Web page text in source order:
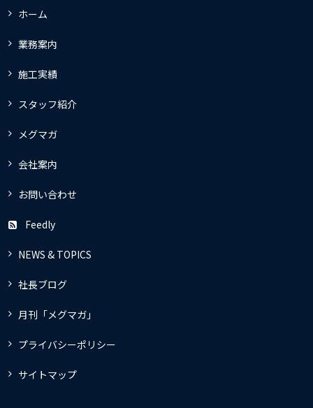
ホーム
業務案内
施工実績
スタッフ紹介
メグマガ
会社案内
お問い合わせ
Feedly
NEWS & TOPICS
社長ブログ
月刊「メグマガ」
プライバシーポリシー
サイトマップ